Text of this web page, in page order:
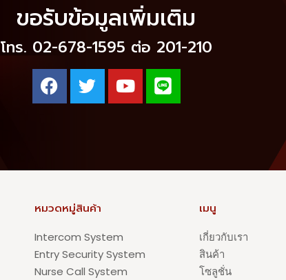
ขอรับข้อมูลเพิ่มเติม
โทร. 02-678-1595 ต่อ 201-210
หมวดหมู่สินค้า
Intercom System
Entry Security System
Nurse Call System
เมนู
เกี่ยวกับเรา
สินค้า
โซลูชั่น